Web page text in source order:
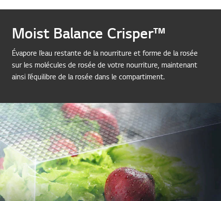
Moist Balance Crisper™
Évapore l’eau restante de la nourriture et forme de la rosée
sur les molécules de rosée de votre nourriture, maintenant
ainsi l’équilibre de la rosée dans le compartiment.